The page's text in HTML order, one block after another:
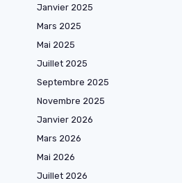
Janvier 2025
Mars 2025
Mai 2025
Juillet 2025
Septembre 2025
Novembre 2025
Janvier 2026
Mars 2026
Mai 2026
Juillet 2026